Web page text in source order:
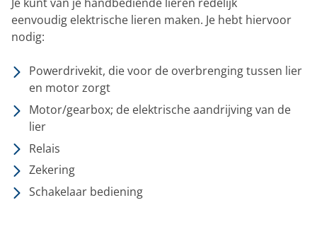
eenvoudig elektrische lieren maken. Je hebt hiervoor
nodig:
Powerdrivekit, die voor de overbrenging tussen lier
en motor zorgt
Motor/gearbox; de elektrische aandrijving van de
lier
Relais
Zekering
Schakelaar bediening